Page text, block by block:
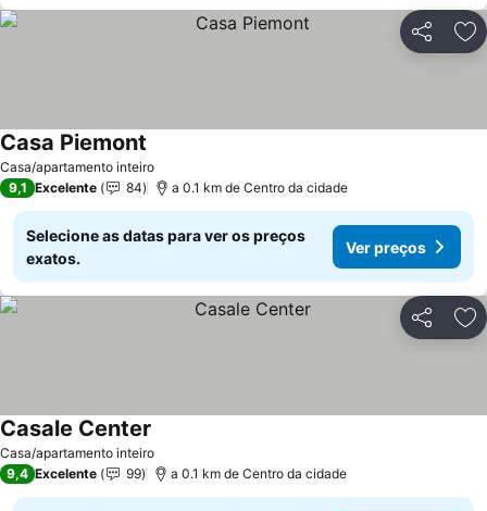
Partilhar
Casa/apartamento inteiro
Casa Piemont
9,1 Excelente 84 a 0.1 km de Centro da cidade
Selecione as datas para ver os preços
exatos.
Ver preços
Partilhar
Casa/apartamento inteiro
Casale Center
9,4 Excelente 99 a 0.1 km de Centro da cidade